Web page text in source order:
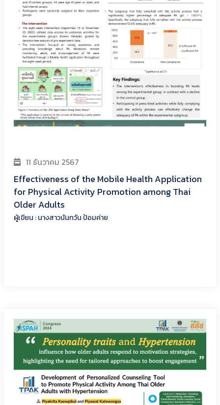
11 ธันวาคม 2567
Effectiveness of the Mobile Health Application
for Physical Activity Promotion among Thai
Older Adults
ผู้เขียน : นางสาวนันทวัน ป้อมค่าย